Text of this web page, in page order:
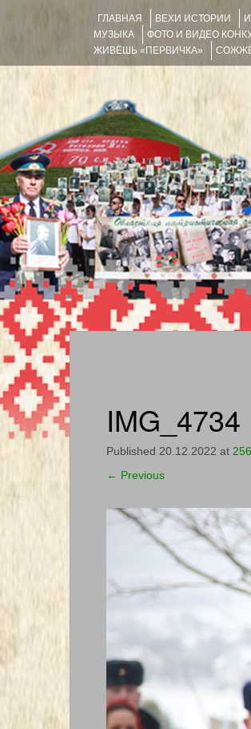
ГЛАВНАЯ ВЕХИ ИСТОРИИ
МУЗЫКА
ФОТО И ВИДЕО
ЖИВЁШЬ «ПЕРВИЧКА»
IMG_4734
Published 20.12.2022 at
← Previous